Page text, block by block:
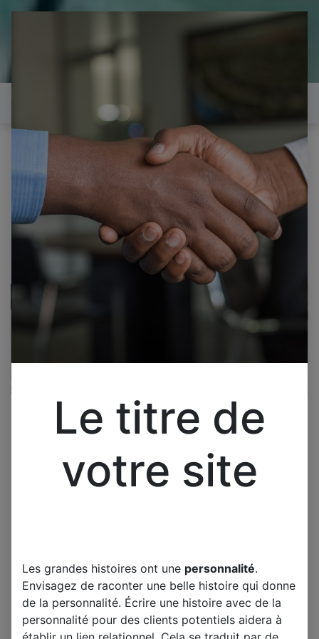
il est temps de
réparer...Electronique 66 est
heureux de vous aider
Tous les produits LG 50LF5610 2 HAUT PARLEUR
(0 avis)
Offre :20,00€
TTC
Le titre de
votre site
Les grandes histoires ont une personnalité.
Envisagez de raconter une belle histoire qui donne
de la personnalité. Écrire une histoire avec de la
personnalité pour des clients potentiels aidera à